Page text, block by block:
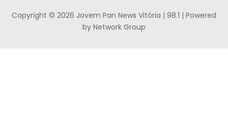
Copyright © 2026 Jovem Pan News Vitória | 98.1 | Powered
by Network Group